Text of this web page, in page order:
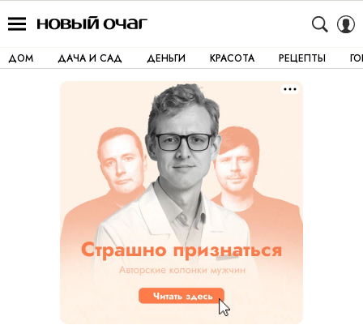
ДОМ ДАЧА И САД ДЕНЬГИ КРАСОТА РЕЦЕПТЫ